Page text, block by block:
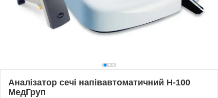
Аналізатор сечі напівавтоматичний H-100
МедГруп